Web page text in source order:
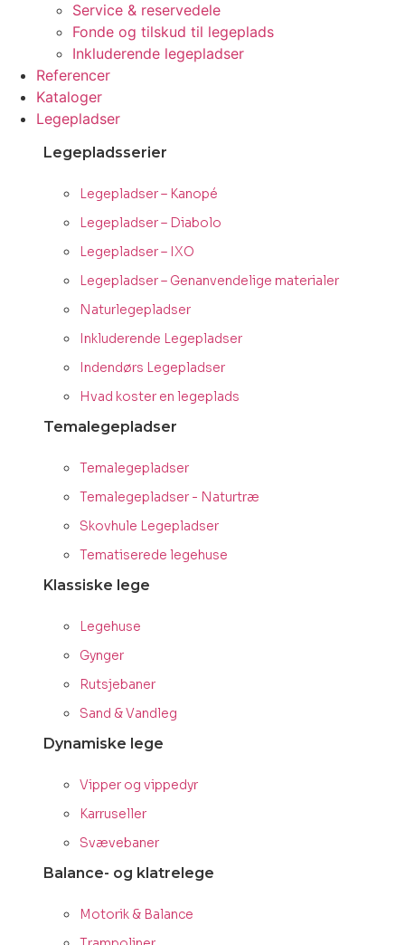
Service & reservedele
Fonde og tilskud til legeplads
Inkluderende legepladser
Referencer
Kataloger
Legepladser
Legepladsserier
Legepladser – Kanopé
Legepladser – Diabolo
Legepladser – IXO
Legepladser – Genanvendelige materialer
Naturlegepladser
Inkluderende Legepladser
Indendørs Legepladser
Hvad koster en legeplads
Temalegepladser
Temalegepladser
Temalegepladser - Naturtræ
Skovhule Legepladser
Tematiserede legehuse
Klassiske lege
Legehuse
Gynger
Rutsjebaner
Sand & Vandleg
Dynamiske lege
Vipper og vippedyr
Karruseller
Svævebaner
Balance- og klatrelege
Motorik & Balance